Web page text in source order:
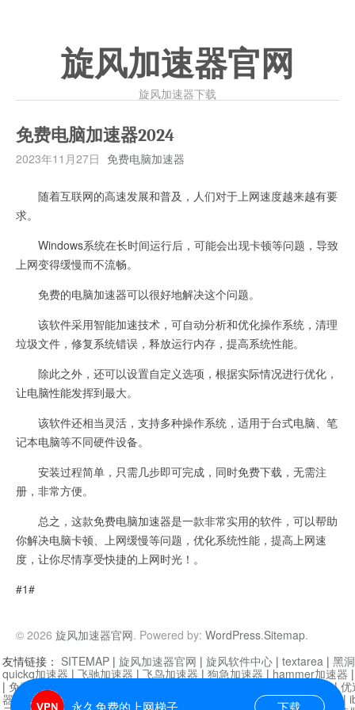
旋风加速器官网
旋风加速器下载
免费电脑加速器2024
2023年11月27日 免费电脑加速器
随着互联网的高速发展和普及，人们对于上网速度越来越有要
求。
Windows系统在长时间运行后，可能会出现卡顿等问题，导致
上网变得缓慢而不流畅。
免费的电脑加速器可以很好地解决这个问题。
该软件采用智能加速技术，可自动分析和优化操作系统，清理
垃圾文件，修复系统错误，释放运行内存，提高系统性能。
除此之外，还可以设置自定义选项，根据实际情况进行优化，
让电脑性能发挥到最大。
该软件还相当灵活，支持多种操作系统，适用于台式电脑、笔
记本电脑等不同硬件设备。
安装过程简单，只需几步即可完成，同时免费下载，无需注
册，非常方便。
总之，这款免费电脑加速器是一款非常实用的软件，可以帮助
你解决电脑卡顿、上网缓慢等问题，优化系统性能，提高上网速
度，让你尽情享受快捷的上网时光！。
#1#
© 2026 旋风加速器官网. Powered by: WordPress.Sitemap.
永久免费的上网梯子 下载
友情链接： SITEMAP | 旋风加速器官网 | 旋风软件中心 | textarea | 黑
quickq加速器 | 飞驰加速器 | 飞鸟加速器 | 狗急加速器 | hammer加速器
| 免费vqn加速外网 迷雾通|优
器| 快柠檬加速器 |黑洞加速 |falemon 快橙加速器|anycast加速器 |